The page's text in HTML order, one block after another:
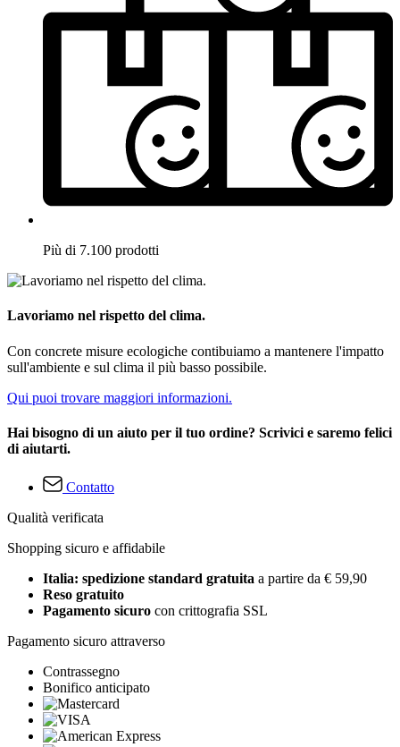
Più di 7.100 prodotti
Lavoriamo nel rispetto del clima.
Con concrete misure ecologiche contibuiamo a mantenere l'impatto
sull'ambiente e sul clima il più basso possibile.
Qui puoi trovare maggiori informazioni.
Hai bisogno di un aiuto per il tuo ordine? Scrivici e saremo felici
di aiutarti.
Contatto
Qualità verificata
Shopping sicuro e affidabile
Italia: spedizione standard gratuita a partire da € 59,90
Reso gratuito
Pagamento sicuro con crittografia SSL
Pagamento sicuro attraverso
Contrassegno
Bonifico anticipato